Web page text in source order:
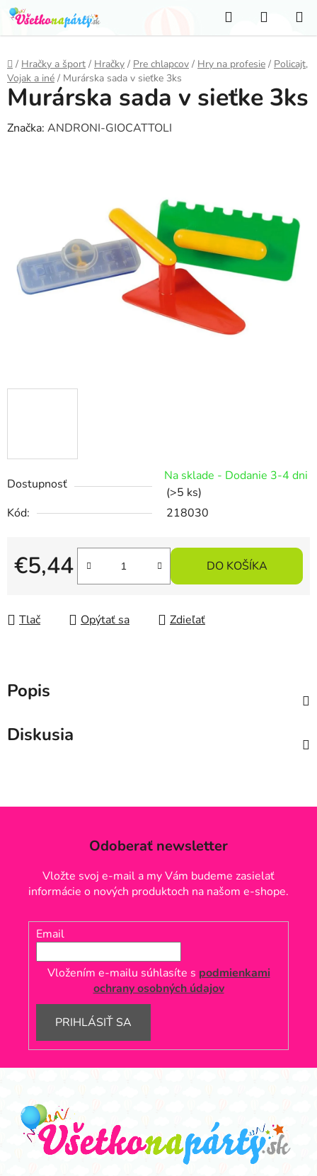
Prejsť
na
obsah
Hľadať
KOŠÍK
Domov
/ Hračky a šport / Hračky / Pre chlapcov / Hry na profesie / Policajt,
Vojak a iné / Murárska sada v sieťke 3ks
Dostupnosť
Na sklade - Dodanie 3-4 dni
(>5 ks)
Kód:
218030
€5,44
Jednotková cena:
DO KOŠÍKA
Tlač Opýtať sa Zdieľať
Murárska sada v sieťke 3ks
Značka: ANDRONI-GIOCATTOLI
Popis
Diskusia
Odoberať newsletter
Vložte svoj e-mail a my Vám budeme zasielať
informácie o nových produktoch na našom e-shope.
Email
Vložením e-mailu súhlasíte s podmienkami
ochrany osobných údajov
PRIHLÁSIŤ SA
Z